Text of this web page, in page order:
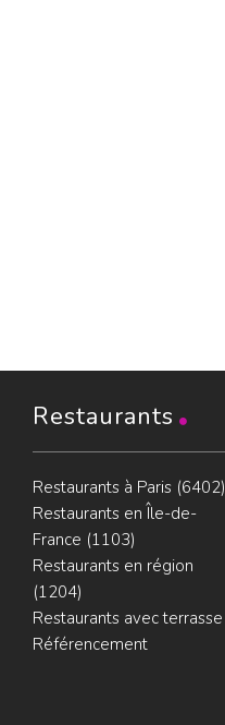
Restaurants
Restaurants à Paris (6402)
Restaurants en Île-de-
France (1103)
Restaurants en région
(1204)
Restaurants avec terrasse
Référencement